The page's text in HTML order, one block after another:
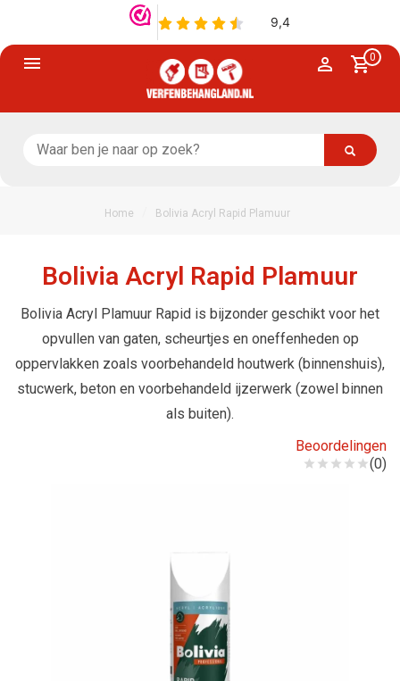
0
Home Bolivia Acryl Rapid Plamuur
Bolivia Acryl Rapid Plamuur
Bolivia Acryl Plamuur Rapid is bijzonder geschikt voor het
opvullen van gaten, scheurtjes en oneffenheden op
oppervlakken zoals voorbehandeld houtwerk (binnenshuis),
stucwerk, beton en voorbehandeld ijzerwerk (zowel binnen
als buiten).
Beoordelingen
(0)